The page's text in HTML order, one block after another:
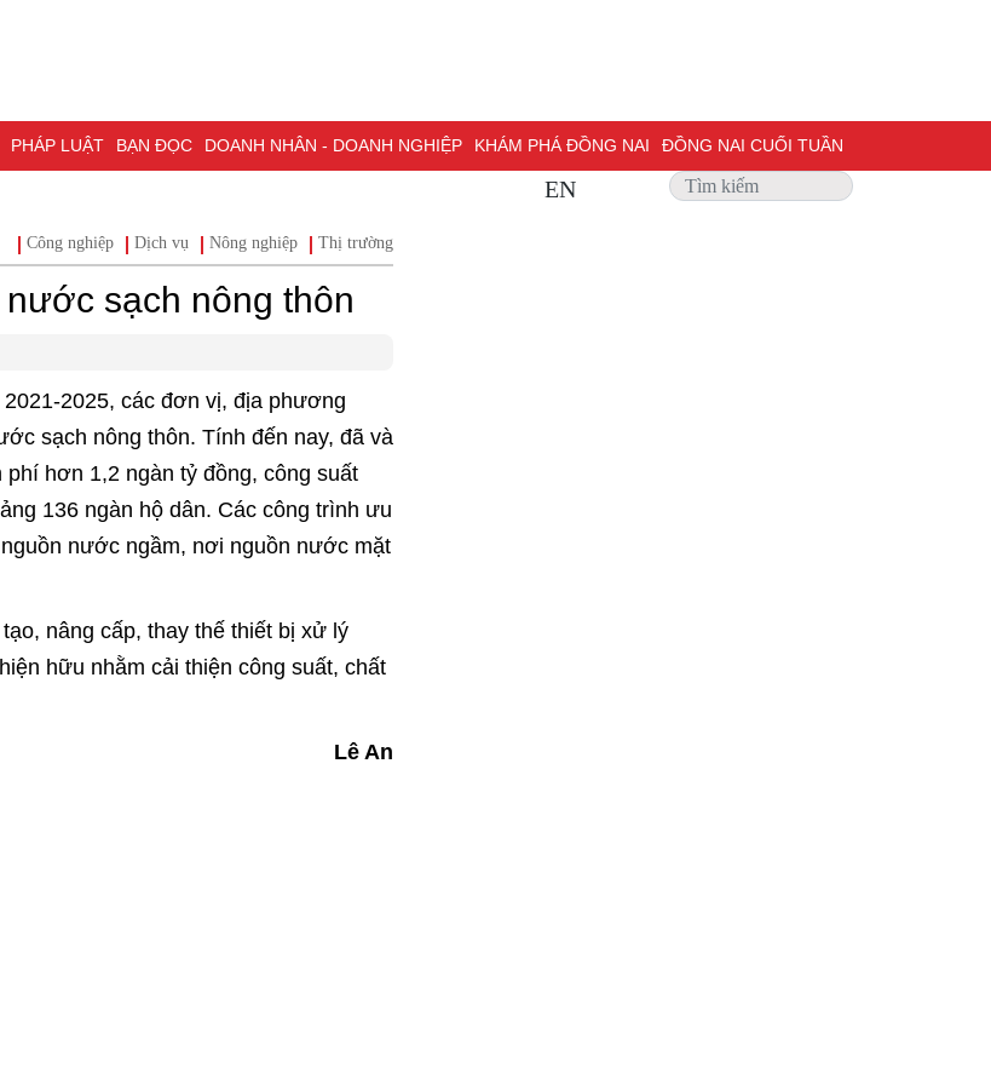
PHÁP LUẬT BẠN ĐỌC DOANH NHÂN - DOANH NGHIỆP KHÁM PHÁ ĐỒNG NAI ĐỒNG NAI CUỐI TUẦN
NGHỊ QUYẾT 57 PHỎNG VẤN TRANG ĐỊA PHƯƠNG ẢNH ĐẸP
HỘI ĐẠI BIỂU TOÀN QUỐC LẦN THỨ XIV CỦA ĐẢNG
NAI
EN
Công nghiệp Dịch vụ Nông nghiệp Thị trường
sạch nông thôn
2025, các đơn vị, địa phương
sạch nông thôn. Tính đến nay, đã và
hơn 1,2 ngàn tỷ đồng, công suất
136 ngàn hộ dân. Các công trình ưu
nước ngầm, nơi nguồn nước mặt
nâng cấp, thay thế thiết bị xử lý
hữu nhằm cải thiện công suất, chất
Lê An